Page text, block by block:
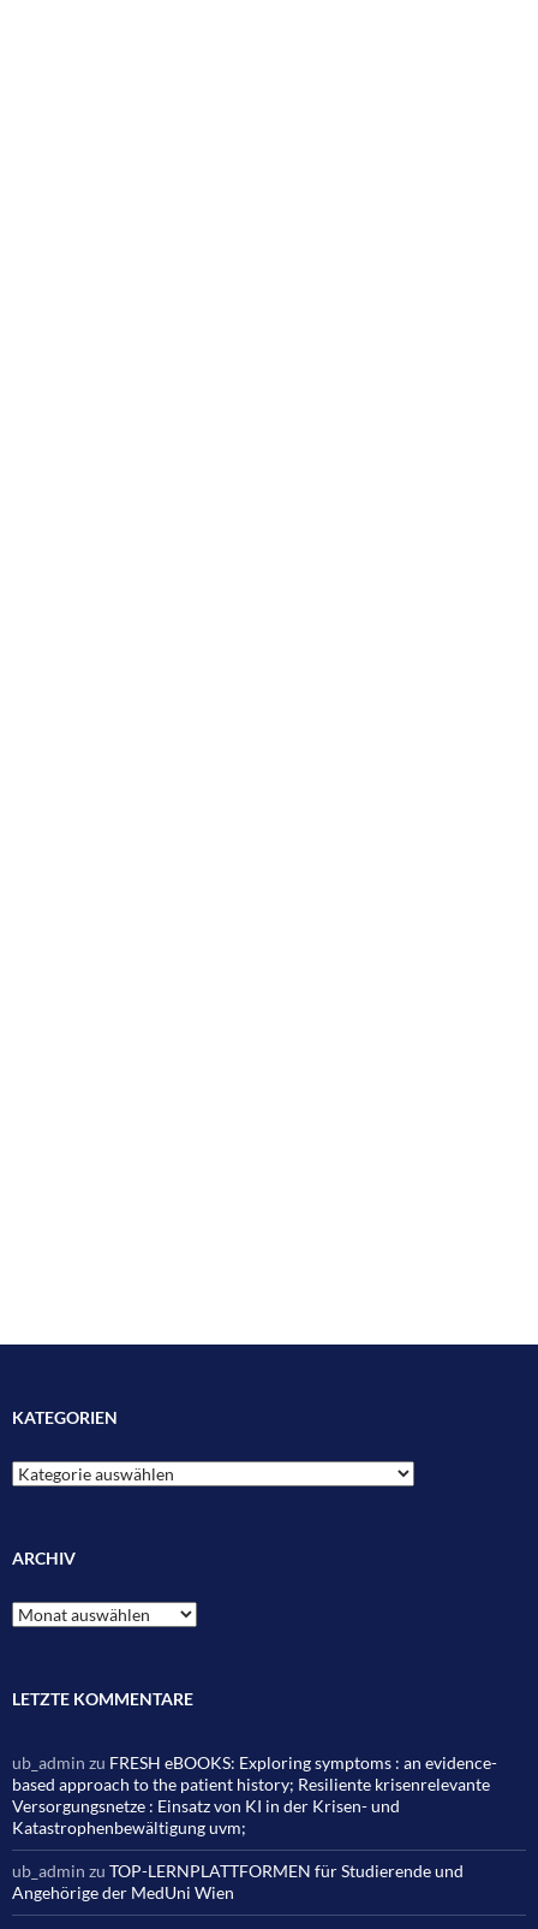
KATEGORIEN
Kategorien
ARCHIV
Archiv
LETZTE KOMMENTARE
ub_admin zu FRESH eBOOKS: Exploring symptoms : an evidence-
based approach to the patient history; Resiliente krisenrelevante
Versorgungsnetze : Einsatz von KI in der Krisen- und
Katastrophenbewältigung uvm;
ub_admin zu TOP-LERNPLATTFORMEN für Studierende und
Angehörige der MedUni Wien